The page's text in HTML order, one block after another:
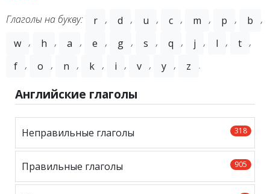
Глаголы на букву: r , d , u , c , m , p , b
,
w , h , a , e , g , s , q , j , l , t ,
f , o , n , k , i , v , y , z .
Английские глаголы
318
Неправильные глаголы
905
Правильные глаголы